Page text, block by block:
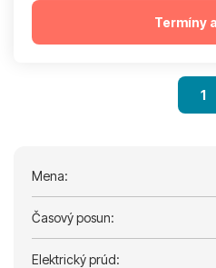
Termíny
1
Mena:
Časový posun:
Elektrický prúd: